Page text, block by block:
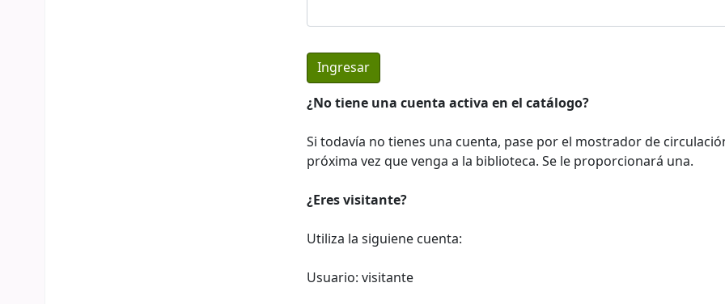
¿No tiene una cuenta activa en el catálogo?
Si todavía no tienes una cuenta, pase por el mostrador de
próxima vez que venga a la biblioteca. Se le proporcionará una.
¿Eres visitante?
Utiliza la siguiene cuenta:
Usuario: visitante